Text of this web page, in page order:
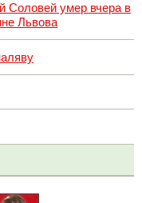
Соловей умер вчера в
Львова